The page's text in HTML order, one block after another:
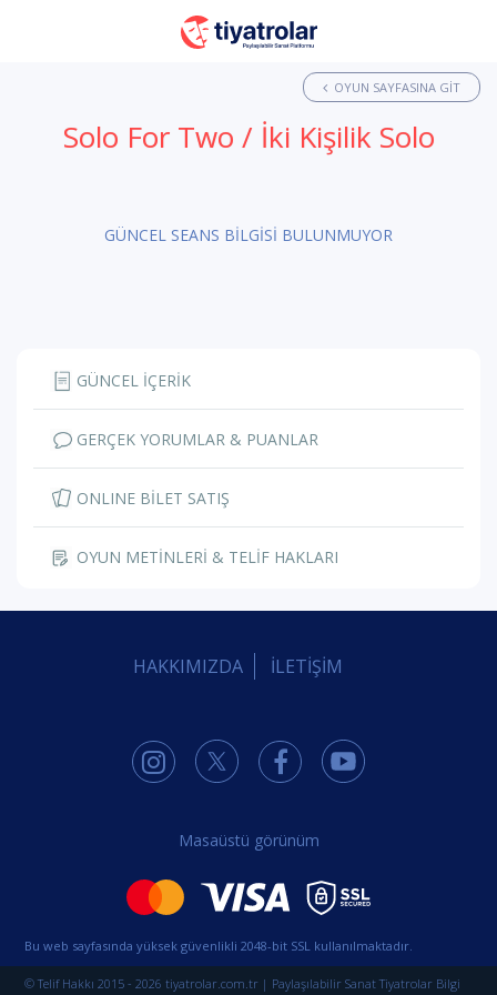
OYUN SAYFASINA GIT
Solo For Two / İki Kişilik Solo
GÜNCEL SEANS BİLGİSİ BULUNMUYOR
GÜNCEL İÇERİK
GERÇEK YORUMLAR & PUANLAR
ONLINE BİLET SATIŞ
OYUN METİNLERİ & TELİF HAKLARI
HAKKIMIZDA İLETİŞİM
Masaüstü görünüm
Bu web sayfasında yüksek güvenlikli 2048-bit SSL kullanılmaktadır.
© Telif Hakkı 2015 - 2026 tiyatrolar.com.tr | Paylaşılabilir Sanat Tiyatrolar Bilgi